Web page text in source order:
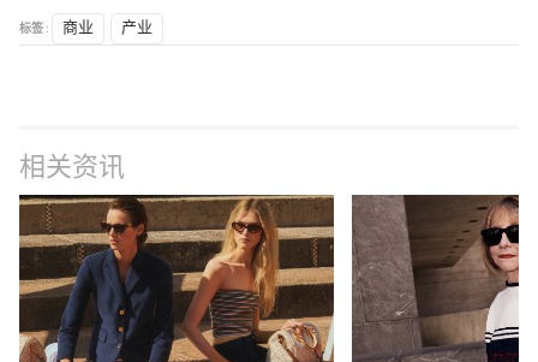
标签 : 商业 产业
相关资讯